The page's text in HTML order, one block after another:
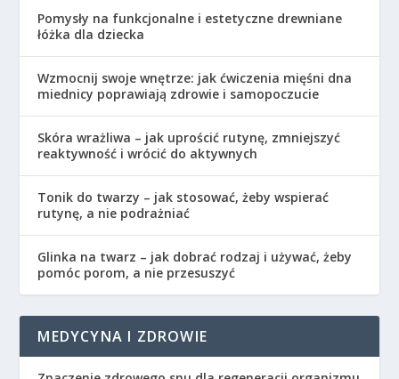
Pomysły na funkcjonalne i estetyczne drewniane
łóżka dla dziecka
Wzmocnij swoje wnętrze: jak ćwiczenia mięśni dna
miednicy poprawiają zdrowie i samopoczucie
Skóra wrażliwa – jak uprościć rutynę, zmniejszyć
reaktywność i wrócić do aktywnych
Tonik do twarzy – jak stosować, żeby wspierać
rutynę, a nie podrażniać
Glinka na twarz – jak dobrać rodzaj i używać, żeby
pomóc porom, a nie przesuszyć
MEDYCYNA I ZDROWIE